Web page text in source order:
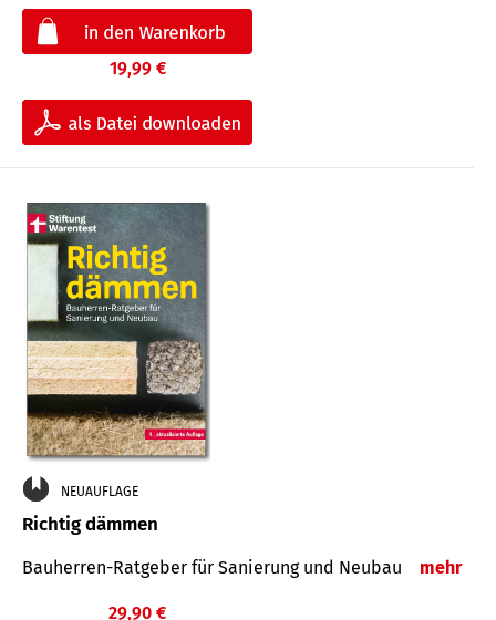
19,99 €
NEUAUFLAGE
Richtig dämmen
Bauherren-Ratgeber für Sanierung und Neubau mehr
29,90 €